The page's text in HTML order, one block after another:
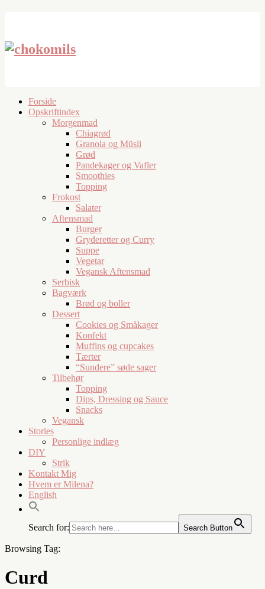
Forside
Opskriftindex
Morgenmad
Chiagrød
Granola og Müsli
Grød
Pandekager og Vafler
Smoothies
Topping
Frokost
Salater
Aftensmad
Burger
Gryderetter og Curry
Suppe
Vegetar
Vegansk Aftensmad
Serbisk
Bagværk
Brød og boller
Dessert
Cookies og Småkager
Konfekt
Muffins og cupcakes
Tærter
“Sundere” søde sager
Tilbehør
Topping
Dips, Dressing og Sauce
Snacks
Vegansk
Stories
Personlige indlæg
DIY
Strik
Kontakt Mig
Hvem er Milena?
English
Search for: Search Button
Browsing Tag:
Curd